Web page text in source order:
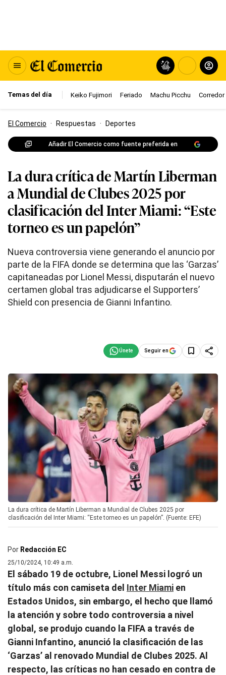
Temas del día Keiko Fujimori Feriado Machu Picchu Corredor
El Comercio · Respuestas · Deportes
Añadir El Comercio como fuente preferida en
La dura crítica de Martín Liberman
a Mundial de Clubes 2025 por
clasificación del Inter Miami: “Este
torneo es un papelón”
Nueva controversia viene generando el anuncio por
parte de la FIFA donde se determina que las ‘Garzas’
capitaneadas por Lionel Messi, disputarán el nuevo
certamen global tras adjudicarse el Supporters’
Shield con presencia de Gianni Infantino.
Seguir en
La dura crítica de Martín Liberman a Mundial de Clubes 2025 por
clasificación del Inter Miami: “Este torneo es un papelón”. (Fuente: EFE)
Por Redacción EC
25/10/2024, 10:49 a.m.
El sábado 19 de octubre, Lionel Messi logró un
título más con camiseta del Inter Miami en
Estados Unidos, sin embargo, el hecho que llamó
la atención y sobre todo controversia a nivel
global, se produjo cuando la FIFA a través de
Gianni Infantino, anunció la clasificación de las
‘Garzas’ al renovado Mundial de Clubes 2025. Al
respecto, las críticas no han cesado en contra de